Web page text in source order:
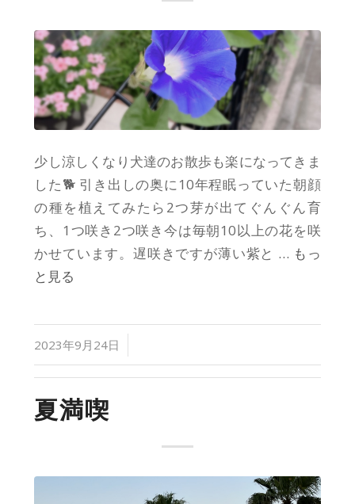
少し涼しくなり犬達のお散歩も楽になってきま
した🐕 引き出しの奥に10年程眠っていた朝顔
の種を植えてみたら2つ芽が出てぐんぐん育
ち、1つ咲き2つ咲き今は毎朝10以上の花を咲
かせています。遅咲きですが薄い紫と … もっ
と見る
2023年9月24日
夏満喫